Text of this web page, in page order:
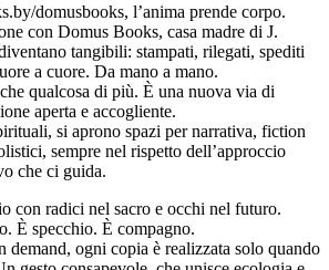
domusbooks, l’anima prende corpo.
con Domus Books, casa madre di J.
tangibili: stampati, rilegati, spediti
a cuore. Da mano a mano.
qualcosa di più. È una nuova via di
aperta e accogliente.
si aprono spazi per narrativa, fiction
sempre nel rispetto dell’approccio
che ci guida.
con radici nel sacro e occhi nel futuro.
È specchio. È compagno.
demand, ogni copia è realizzata solo quando